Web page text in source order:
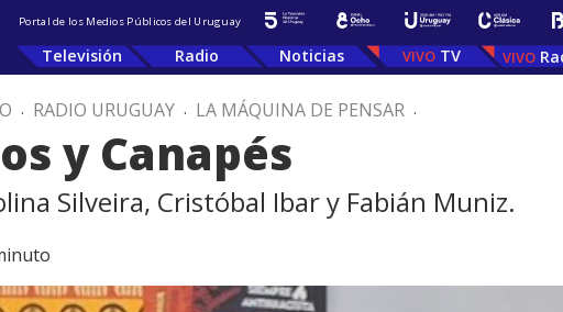
Portal de los Medios Públicos del Uruguay
Televisión Radio Noticias TV
. RADIO URUGUAY . LA MÁQUINA DE PENSAR .
y Canapés
Silveira, Cristóbal Ibar y Fabián Muniz.